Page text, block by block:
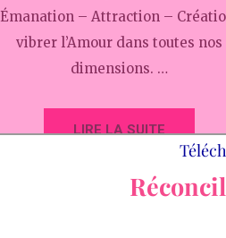
Émanation – Attraction –
vibrer l’Amour dans toutes nos
dimensions. …
LIRE LA SUITE